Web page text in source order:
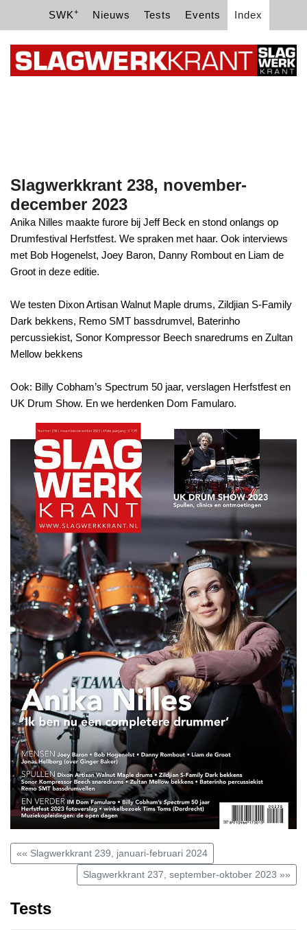
SWK+ Nieuws Tests Events Index
Slagwerkkrant 238, november-
december 2023
Anika Nilles maakte furore bij Jeff Beck en stond onlangs op
Drumfestival Herfstfest. We spraken met haar. Ook interviews
met Bob Hogenelst, Joey Baron, Danny Rombout en Liam de
Groot in deze editie.
We testen Dixon Artisan Walnut Maple drums, Zildjian S-Family
Dark bekkens, Remo SMT bassdrumvel, Baterinho
percussiekist, Sonor Kompressor Beech snaredrums en Zultan
Mellow bekkens
Ook: Billy Cobham’s Spectrum 50 jaar, verslagen Herfstfest en
UK Drum Show. En we herdenken Dom Famularo.
«« Slagwerkkrant 239, januari-februari 2024
Slagwerkkrant 237, september-oktober 2023 »»
Tests